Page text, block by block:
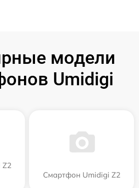
модели
Umidigi
Z2
Смартфон Umidigi Z2